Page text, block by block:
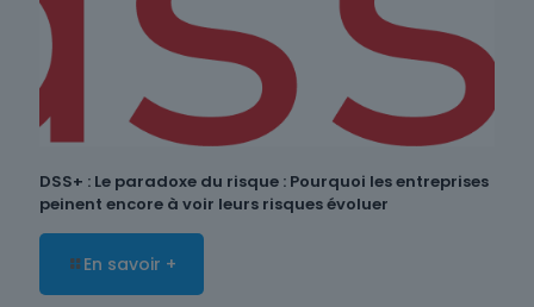
DSS+ : Le paradoxe du risque : Pourquoi les entreprises
peinent encore à voir leurs risques évoluer
En savoir +